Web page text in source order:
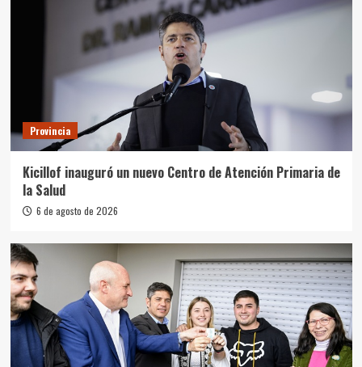
Provincia
Kicillof inauguró un nuevo Centro de Atención Primaria de
la Salud
6 de agosto de 2026